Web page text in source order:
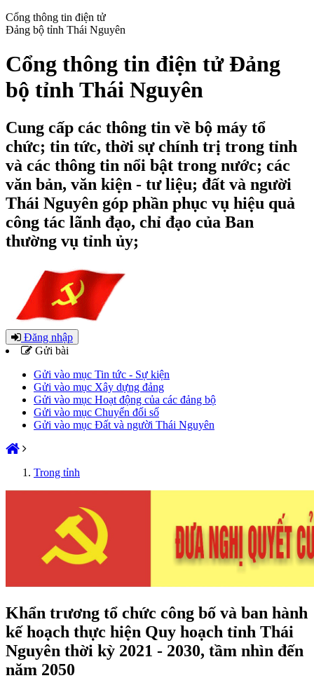
Cổng thông tin điện tử
Đảng bộ tỉnh Thái Nguyên
Cổng thông tin điện tử Đảng
bộ tỉnh Thái Nguyên
Cung cấp các thông tin về bộ máy tổ
chức; tin tức, thời sự chính trị trong tỉnh
và các thông tin nổi bật trong nước; các
văn bản, văn kiện - tư liệu; đất và người
Thái Nguyên góp phần phục vụ hiệu quả
công tác lãnh đạo, chỉ đạo của Ban
thường vụ tỉnh ủy;
Đăng nhập
Gửi bài
Gửi vào mục Tin tức - Sự kiện
Gửi vào mục Xây dựng đảng
Gửi vào mục Hoạt động của các đảng bộ
Gửi vào mục Chuyển đổi số
Gửi vào mục Đất và người Thái Nguyên
Trong tỉnh
Khẩn trương tổ chức công bố và ban hành
kế hoạch thực hiện Quy hoạch tỉnh Thái
Nguyên thời kỳ 2021 - 2030, tầm nhìn đến
năm 2050